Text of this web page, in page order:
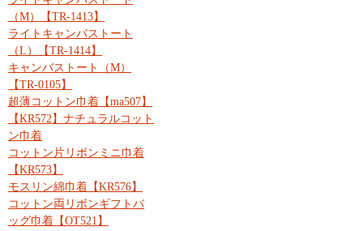
（M）【TR-1413】
ライトキャンバストート
（L）【TR-1414】
キャンバストート（M）
【TR-0105】
超薄コットン巾着【ma507】
【KR572】ナチュラルコット
ン巾着
コットン片リボンミニ巾着
【KR573】
モスリン綿巾着【KR576】
コットン両リボンギフトバ
ッグ巾着【OT521】